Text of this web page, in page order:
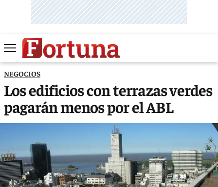
NEGOCIOS
Los edificios con terrazas verdes
pagarán menos por el ABL